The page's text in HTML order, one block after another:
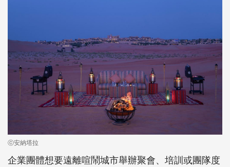
ⓒ安納塔拉
企業團體想要遠離喧鬧城市舉辦聚會、培訓或團隊度